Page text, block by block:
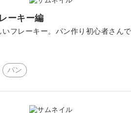
ーキー編
フレーキー。パン作り初心者さん
パン